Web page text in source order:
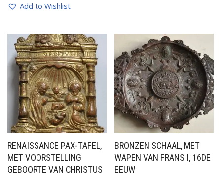
Add to Wishlist
RENAISSANCE PAX-TAFEL,
MET VOORSTELLING
GEBOORTE VAN CHRISTUS
BRONZEN SCHAAL, MET
WAPEN VAN FRANS I, 16DE
EEUW